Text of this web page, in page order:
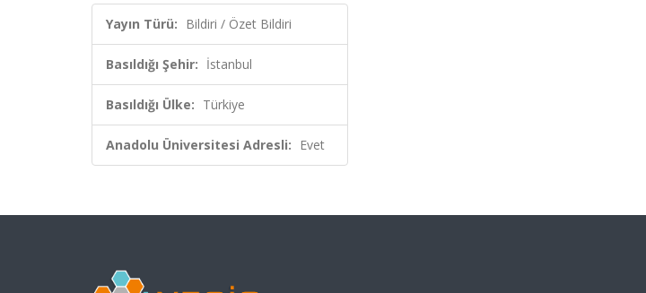
Yayın Türü: Bildiri / Özet Bildiri
Basıldığı Şehir: İstanbul
Basıldığı Ülke: Türkiye
Anadolu Üniversitesi Adresli: Evet